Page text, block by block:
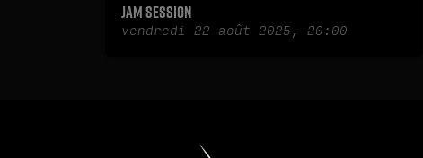
Jam session
vendredi 22 août 2025, 20:00